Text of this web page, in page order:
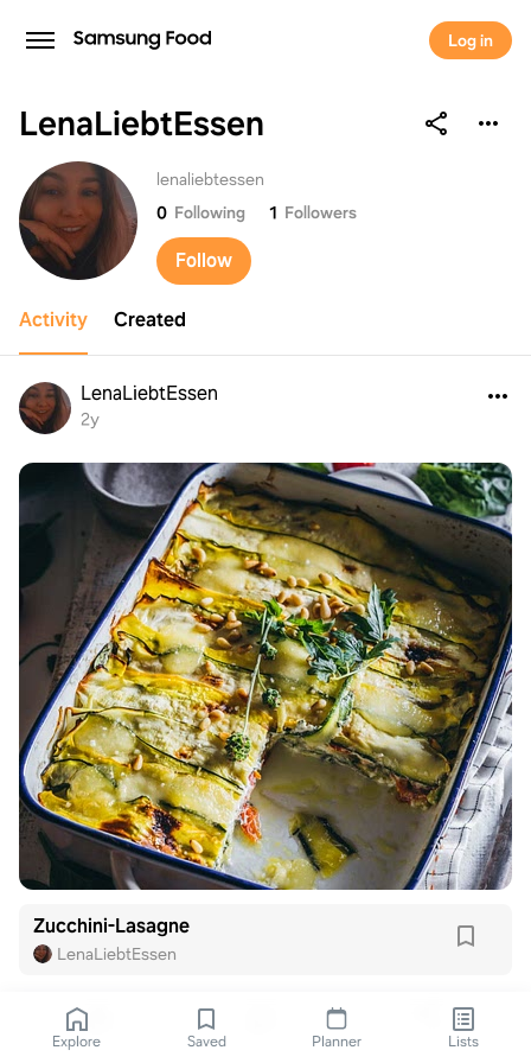
Log in
LenaLiebtEssen
LenaLiebtEssenlenaliebtessen
0 Following 1 Followers
Follow
Activity Created
LenaLiebtEssen
2y
Zucchini-Lasagne
LenaLiebtEssen
Explore Saved Planner Lists